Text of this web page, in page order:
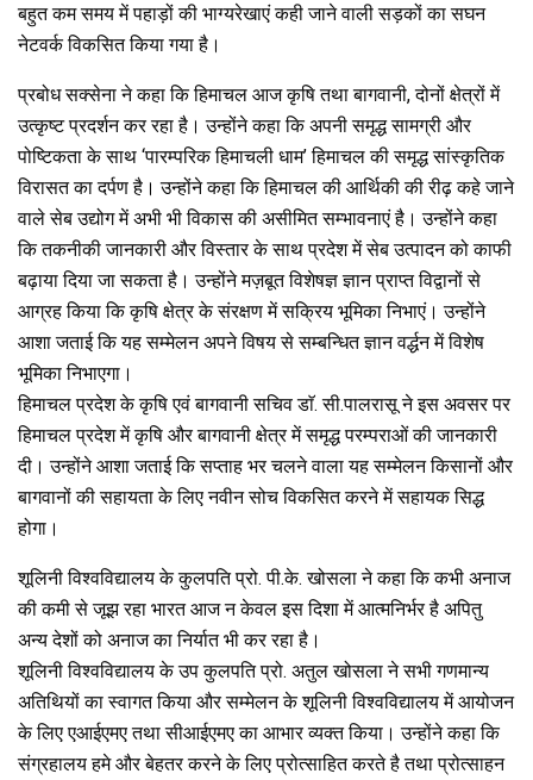
बहुत कम समय में पहाड़ों की भाग्यरेखाएं कही जाने वाली सड़कों का सघन
नेटवर्क विकसित किया गया है।
प्रबोध सक्सेना ने कहा कि हिमाचल आज कृषि तथा बागवानी, दोनों क्षेत्रों में
उत्कृष्ट प्रदर्शन कर रहा है। उन्होंने कहा कि अपनी समृद्ध सामग्री और
पोष्टिकता के साथ ‘पारम्परिक हिमाचली धाम’ हिमाचल की समृद्ध सांस्कृतिक
विरासत का दर्पण है। उन्होंने कहा कि हिमाचल की आर्थिकी की रीढ़ कहे जाने
वाले सेब उद्योग में अभी भी विकास की असीमित सम्भावनाएं है। उन्होंने कहा
कि तकनीकी जानकारी और विस्तार के साथ प्रदेश में सेब उत्पादन को काफी
बढ़ाया दिया जा सकता है। उन्होंने मज़बूत विशेषज्ञ ज्ञान प्राप्त विद्वानों से
आग्रह किया कि कृषि क्षेत्र के संरक्षण में सक्रिय भूमिका निभाएं। उन्होंने
आशा जताई कि यह सम्मेलन अपने विषय से सम्बन्धित ज्ञान वर्द्धन में विशेष
भूमिका निभाएगा।
हिमाचल प्रदेश के कृषि एवं बागवानी सचिव डाॅ. सी.पालरासू ने इस अवसर पर
हिमाचल प्रदेश में कृषि और बागवानी क्षेत्र में समृद्ध परम्पराओं की जानकारी
दी। उन्होंने आशा जताई कि सप्ताह भर चलने वाला यह सम्मेलन किसानों और
बागवानों की सहायता के लिए नवीन सोच विकसित करने में सहायक सिद्ध
होगा।
शूलिनी विश्वविद्यालय के कुलपति प्रो. पी.के. खोसला ने कहा कि कभी अनाज
की कमी से जूझ रहा भारत आज न केवल इस दिशा में आत्मनिर्भर है अपितु
अन्य देशों को अनाज का निर्यात भी कर रहा है।
शूलिनी विश्वविद्यालय के उप कुलपति प्रो. अतुल खोसला ने सभी गणमान्य
अतिथियों का स्वागत किया और सम्मेलन के शूलिनी विश्वविद्यालय में आयोजन
के लिए एआईएमए तथा सीआईएमए का आभार व्यक्त किया। उन्होंने कहा कि
संग्रहालय हमे और बेहतर करने के लिए प्रोत्साहित करते है तथा प्रोत्साहन